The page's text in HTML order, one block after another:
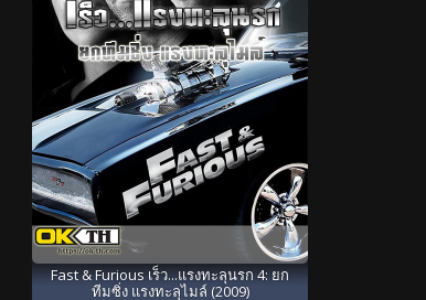
Fast & Furious เร็ว...แรงทะลุนรก 4: ยก
ทีมซิ่ง แรงทะลุไมล์ (2009)